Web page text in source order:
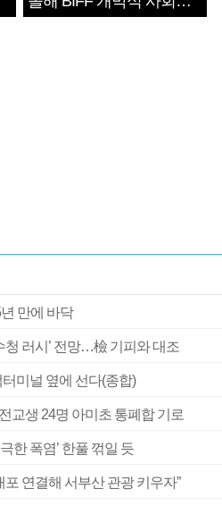
확정
만에 바닥
청 러시’ 전망…檢 기피와 대조
미널 옆에 선다(종합)
교생 24명 아미초 통폐합 기로
한 폭염’ 한풀 꺾일 듯
포 연결해 서부산 관광 키우자”